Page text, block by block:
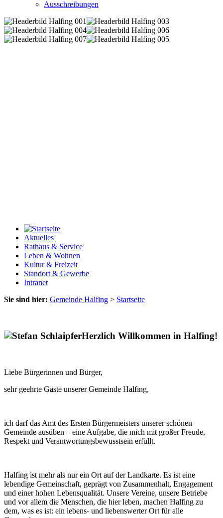
Ausschreibungen
Aktuelles
Rathaus & Service
Leben & Wohnen
Kultur & Freizeit
Standort & Gewerbe
Intranet
Sie sind hier: Gemeinde Halfing > Startseite
Herzlich Willkommen in Halfing!
Liebe Bürgerinnen und Bürger,
sehr geehrte Gäste unserer Gemeinde Halfing,
ich darf das Amt des Ersten Bürgermeisters unserer schönen
Gemeinde ausüben – eine Aufgabe, die mich mit großer Freude,
Respekt und Verantwortungsbewusstsein erfüllt.
Halfing ist mehr als nur ein Ort auf der Landkarte. Es ist eine
lebendige Gemeinschaft, geprägt von Zusammenhalt, Engagement
und einer hohen Lebensqualität. Unsere Vereine, unsere Betriebe
und vor allem die Menschen, die hier leben, machen Halfing zu
dem, was es ist: ein lebens- und liebenswerter Ort für alle